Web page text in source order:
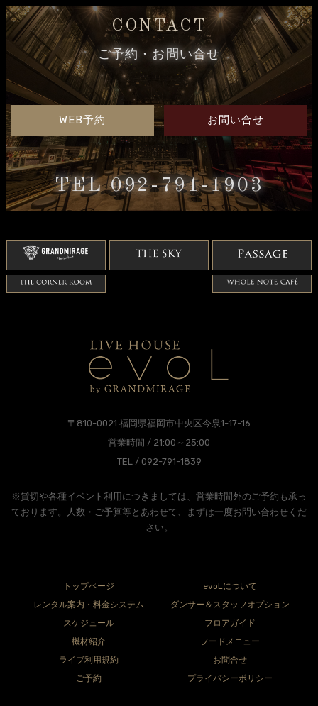
CONTACT
ご予約・お問い合せ
WEB予約 お問い合せ
TEL 092-791-1903
〒810-0021 福岡県福岡市中央区今泉1-17-16
営業時間 / 21:00～25:00
TEL / 092-791-1839
※貸切や各種イベント利用につきましては、営業時間外のご予約も承っ
ております。人数・ご予算等とあわせて、まずは一度お問い合わせくだ
さい。
トップページ
evoLについて
レンタル案内・料金システム
ダンサー＆スタッフオプション
スケジュール
フロアガイド
機材紹介
フードメニュー
ライブ利用規約
お問合せ
ご予約
プライバシーポリシー